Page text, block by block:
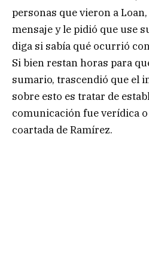
personas que vieron a
mensaje y le pidió que use
diga si sabía qué ocurrió
Si bien restan horas para
sumario, trascendió que el
sobre esto es tratar de
comunicación fue verídica
coartada de Ramírez.